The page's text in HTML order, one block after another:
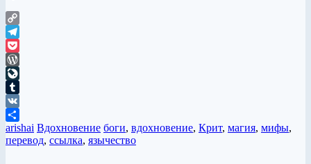
Copy
Link
Telegram
Pocket
WordPress
LiveJournal
Tumblr
VK
Отправить
arishai Вдохновение боги, вдохновение, Крит, магия, мифы,
перевод, ссылка, язычество